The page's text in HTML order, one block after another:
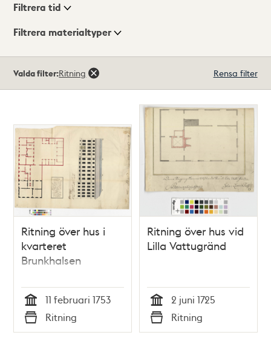
Visningsläge
Filtrera tid
Filtrera materialtyper
träffar
Valda filter:Ritning Rensa filter
Ritning över hus i
kvarteret
Brunkhalsen
Tid
11 februari 1753
Typ
Ritning
Ritning över hus vid
Lilla Vattugränd
Tid
2 juni 1725
Typ
Ritning